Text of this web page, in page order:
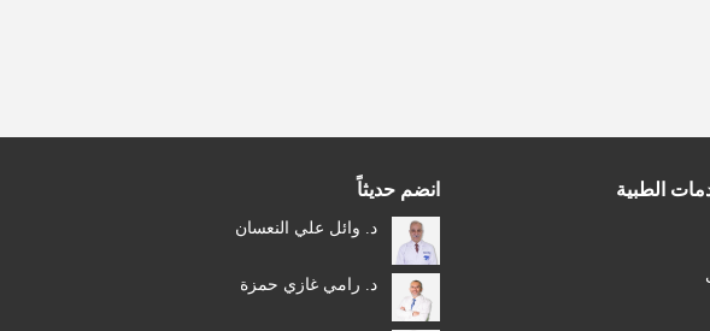
الطبية انضم حديثاً
د. وائل علي النعسان
د. رامي غازي حمزة